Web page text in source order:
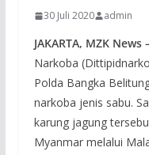
30 Juli 2020 admin
JAKARTA, MZK News
Narkoba
Polda Bangka
narkoba jenis sabu.
karung jagung
Myanmar melalui